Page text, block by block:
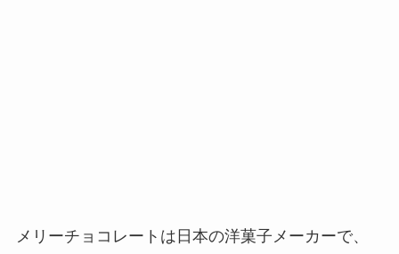
メリーチョコレートは日本の洋菓子メーカーで、